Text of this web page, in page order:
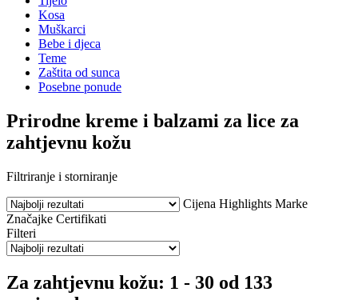
Kosa
Muškarci
Bebe i djeca
Teme
Zaštita od sunca
Posebne ponude
Prirodne kreme i balzami za lice za
zahtjevnu kožu
Filtriranje i storniranje
Cijena Highlights Marke
Značajke Certifikati
Filteri
Za zahtjevnu kožu: 1 - 30 od 133